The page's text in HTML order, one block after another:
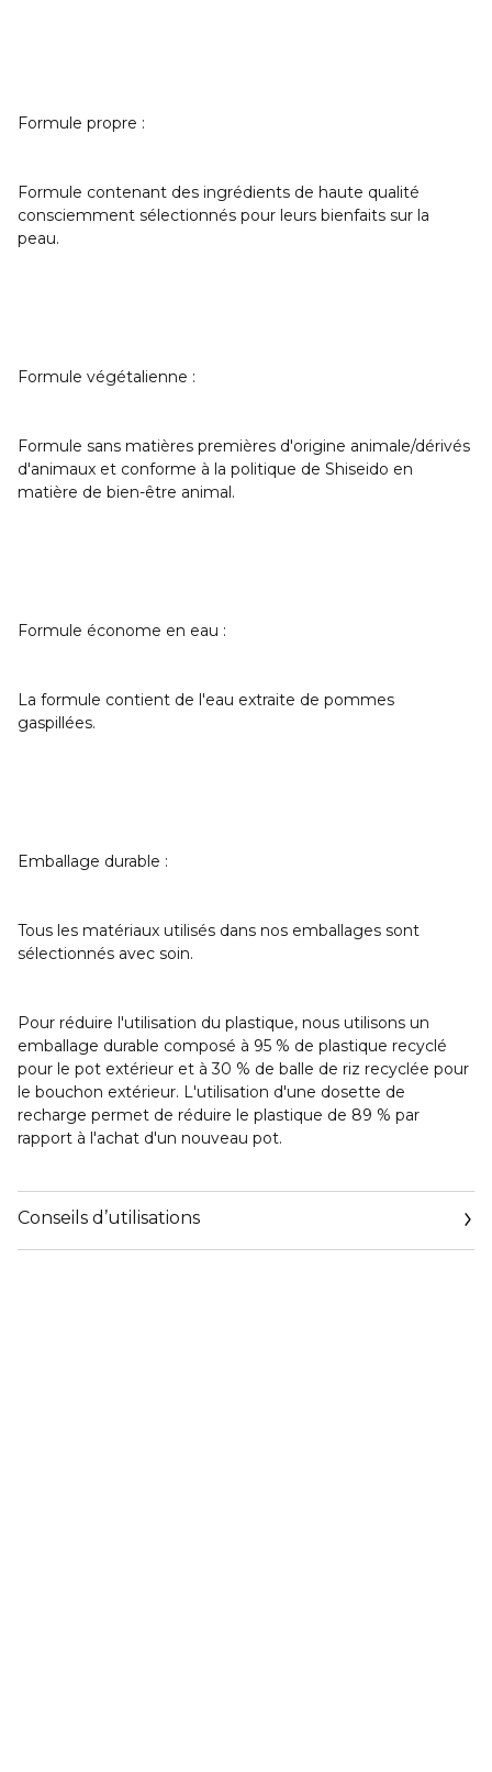
Formule propre :
Formule contenant des ingrédients de haute qualité
consciemment sélectionnés pour leurs bienfaits sur la
peau.
Formule végétalienne :
Formule sans matières premières d'origine animale/dérivés
d'animaux et conforme à la politique de Shiseido en
matière de bien-être animal.
Formule économe en eau :
La formule contient de l'eau extraite de pommes
gaspillées.
Emballage durable :
Tous les matériaux utilisés dans nos emballages sont
sélectionnés avec soin.
Pour réduire l'utilisation du plastique, nous utilisons un
emballage durable composé à 95 % de plastique recyclé
pour le pot extérieur et à 30 % de balle de riz recyclée pour
le bouchon extérieur. L'utilisation d'une dosette de
recharge permet de réduire le plastique de 89 % par
rapport à l'achat d'un nouveau pot.
Conseils d’utilisations